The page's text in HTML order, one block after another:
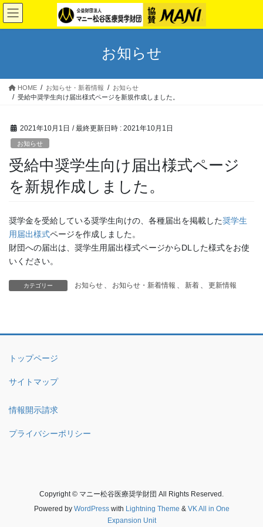
コ
ン
テ
ス
ナ
ビ
ゲ
ン
お知らせ
HOME お知らせ・新着情報
お知らせ
受給中奨学生向け届出様式ページを新規作成しました。
2021年10月1日 / 最終更新日時 : 2021年10月1日
お知らせ
受給中奨学生向け届出様式ページ
を新規作成しました。
奨学金を受給している奨学生向けの、各種届出を掲載した奨学生
用届出様式ページを作成しました。
財団への届出は、奨学生用届出様式ページからDLした様式をお使
いください。
カテゴリー お知らせ 、 お知らせ・新着情報 、 新着 、 更新情報
トップページ
サイトマップ
情報開示請求
プライバシーポリシー
Copyright © マニー松谷医療奨学財団 All Rights Reserved.
Powered by WordPresswith Lightning Theme & VK All in One
Expansion Unit